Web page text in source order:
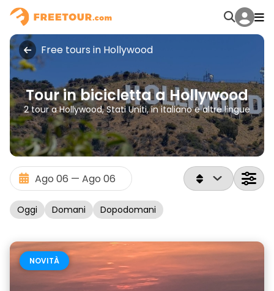
Free tours in Hollywood
Tour in bicicletta a Hollywood
2 tour a Hollywood, Stati Uniti, in italiano e altre lingue
Oggi Domani Dopodomani
NOVITÀ